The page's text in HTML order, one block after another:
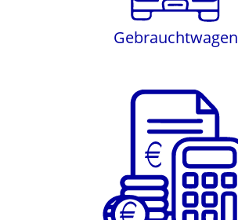
Gebrauchtwagen
Finanzierungen